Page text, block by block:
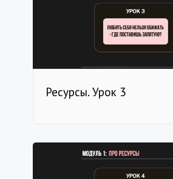
Ресурсы. Урок 3